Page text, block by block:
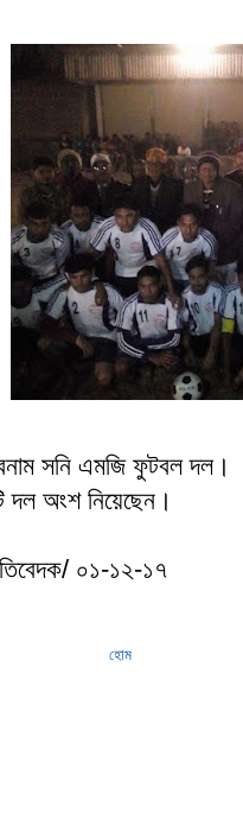
সনি এমজি ফুটবল দল।
দল অংশ নিয়েছেন।
০১-১২-১৭
হোম